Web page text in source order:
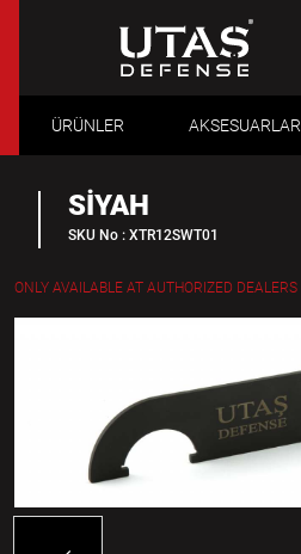
ÜRÜNLER AKSESUARLAR
SİYAH
SKU No : XTR12SWT01
ONLY AVAILABLE AT AUTHORIZED DEALERS